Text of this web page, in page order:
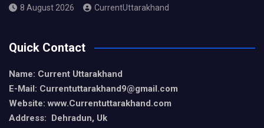
8 August 2026 CurrentUttarakhand
Quick Contact
Name: Current Uttarakhand
E-Mail: Currentuttarakhand9@gmail.com
Website: www.Currentuttarakhand.com
Address: Dehradun, Uk